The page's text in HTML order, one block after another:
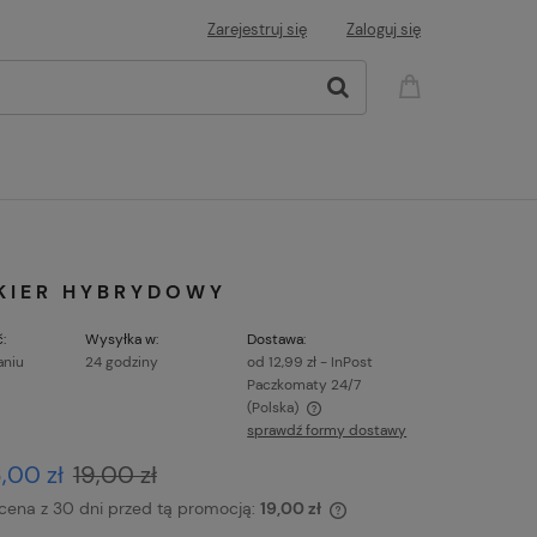
Zarejestruj się Zaloguj się
HYBRYDOWY
Wysyłka w:
24 godziny
Dostawa:
od 12,99 zł - InPost
Paczkomaty 24/7
(Polska)
sprawdź formy dostawy
zł 19,00 zł
z 30 dni przed tą promocją: 19,00 zł